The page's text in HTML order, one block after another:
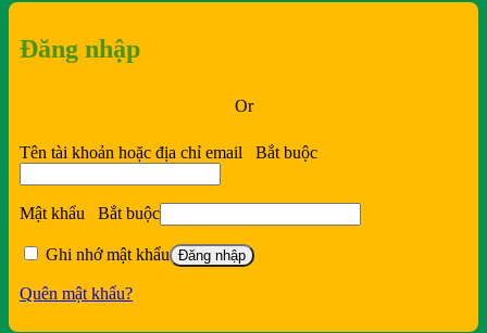
Đăng nhập
Or
Tên tài khoản hoặc địa chỉ email Bắt buộc
Mật khẩu Bắt buộc
Ghi nhớ mật khẩu Đăng nhập
Quên mật khẩu?